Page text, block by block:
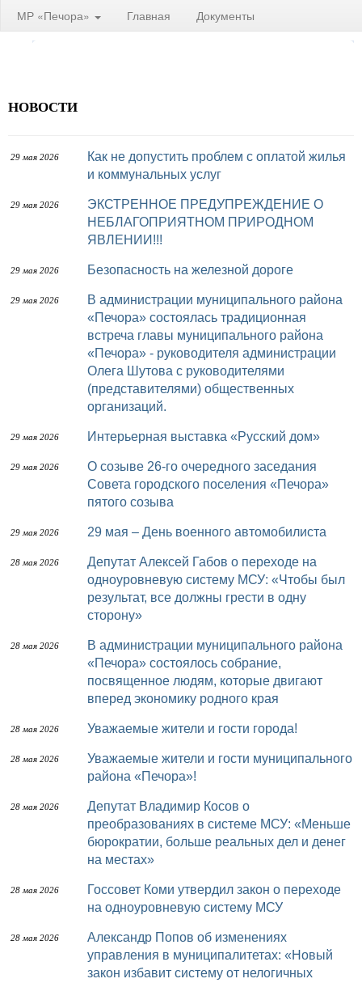
МР «Печора» Главная Документы
НОВОСТИ
29 мая 2026
Как не допустить проблем с оплатой жилья
и коммунальных услуг
29 мая 2026
ЭКСТРЕННОЕ ПРЕДУПРЕЖДЕНИЕ О
НЕБЛАГОПРИЯТНОМ ПРИРОДНОМ
ЯВЛЕНИИ!!!
29 мая 2026 Безопасность на железной дороге
29 мая 2026
В администрации муниципального района
«Печора» состоялась традиционная
встреча главы муниципального района
«Печора» - руководителя администрации
Олега Шутова с руководителями
(представителями) общественных
организаций.
29 мая 2026 Интерьерная выставка «Русский дом»
29 мая 2026
О созыве 26-го очередного заседания
Совета городского поселения «Печора»
пятого созыва
29 мая 2026 29 мая – День военного автомобилиста
28 мая 2026
Депутат Алексей Габов о переходе на
одноуровневую систему МСУ: «Чтобы был
результат, все должны грести в одну
сторону»
28 мая 2026
В администрации муниципального района
«Печора» состоялось собрание,
посвященное людям, которые двигают
вперед экономику родного края
28 мая 2026 Уважаемые жители и гости города!
28 мая 2026
Уважаемые жители и гости муниципального
района «Печора»!
28 мая 2026
Депутат Владимир Косов о
преобразованиях в системе МСУ: «Меньше
бюрократии, больше реальных дел и денег
на местах»
28 мая 2026
Госсовет Коми утвердил закон о переходе
на одноуровневую систему МСУ
28 мая 2026
Александр Попов об изменениях
управления в муниципалитетах: «Новый
закон избавит систему от нелогичных